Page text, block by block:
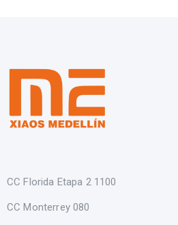
CC Florida Etapa 2 1100
CC Monterrey 080